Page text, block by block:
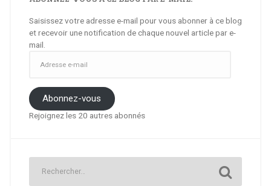
Saisissez votre adresse e-mail pour vous abonner à ce blog
et recevoir une notification de chaque nouvel article par e-
mail.
mail
Abonnez-vous
Rejoignez les 20 autres abonnés